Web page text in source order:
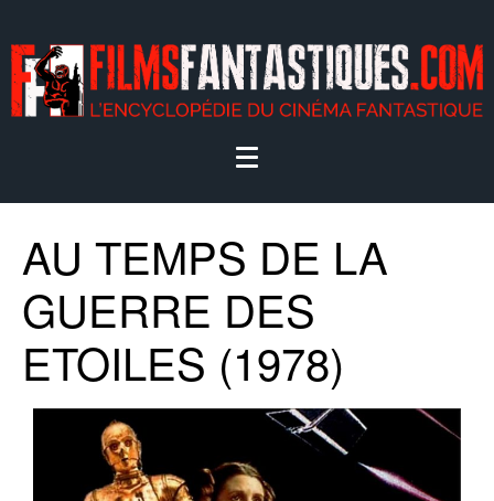
AU TEMPS DE LA
GUERRE DES
ETOILES (1978)